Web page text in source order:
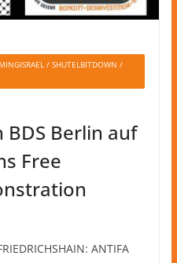
/ SHUTELBITDOWN /
BDS Berlin auf
Free
ANTIFA